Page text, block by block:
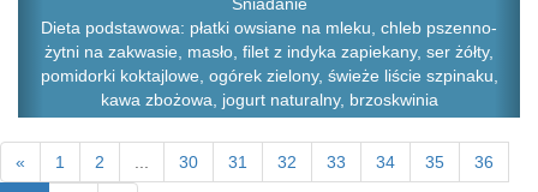
Śniadanie
Dieta podstawowa: płatki owsiane na mleku, chleb pszenno-
żytni na zakwasie, masło, filet z indyka zapiekany, ser żółty,
pomidorki koktajlowe, ogórek zielony, świeże liście szpinaku,
kawa zbożowa, jogurt naturalny, brzoskwinia
« 1 2 ... 30 31 32 33 34 35 36